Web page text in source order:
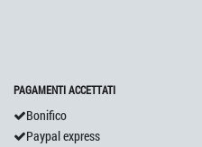
PAGAMENTI ACCETTATI
Bonifico
Paypal express